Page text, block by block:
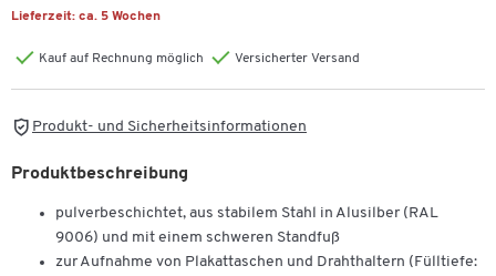
Lieferzeit: ca. 5 Wochen
Kauf auf Rechnung möglich Versicherter Versand
Produkt- und Sicherheitsinformationen
Produktbeschreibung
pulverbeschichtet, aus stabilem Stahl in Alusilber (RAL
9006) und mit einem schweren Standfuß
zur Aufnahme von Plakattaschen und Drahthaltern (Fülltiefe: